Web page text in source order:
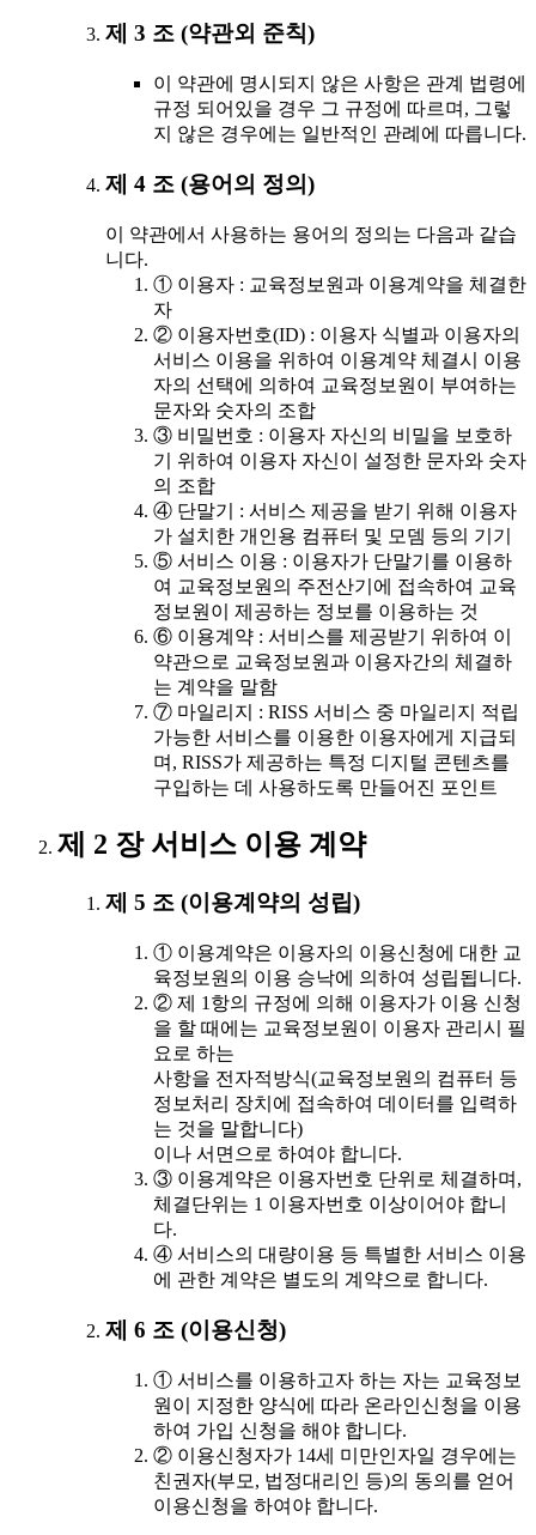
제 3 조 (약관외 준칙)
이 약관에 명시되지 않은 사항은 관계 법령에
규정 되어있을 경우 그 규정에 따르며, 그렇
지 않은 경우에는 일반적인 관례에 따릅니다.
제 4 조 (용어의 정의)
이 약관에서 사용하는 용어의 정의는 다음과 같습
니다.
① 이용자 : 교육정보원과 이용계약을 체결한
자
② 이용자번호(ID) : 이용자 식별과 이용자의
서비스 이용을 위하여 이용계약 체결시 이용
자의 선택에 의하여 교육정보원이 부여하는
문자와 숫자의 조합
③ 비밀번호 : 이용자 자신의 비밀을 보호하
기 위하여 이용자 자신이 설정한 문자와 숫자
의 조합
④ 단말기 : 서비스 제공을 받기 위해 이용자
가 설치한 개인용 컴퓨터 및 모뎀 등의 기기
⑤ 서비스 이용 : 이용자가 단말기를 이용하
여 교육정보원의 주전산기에 접속하여 교육
정보원이 제공하는 정보를 이용하는 것
⑥ 이용계약 : 서비스를 제공받기 위하여 이
약관으로 교육정보원과 이용자간의 체결하
는 계약을 말함
⑦ 마일리지 : RISS 서비스 중 마일리지 적립
가능한 서비스를 이용한 이용자에게 지급되
며, RISS가 제공하는 특정 디지털 콘텐츠를
구입하는 데 사용하도록 만들어진 포인트
제 2 장 서비스 이용 계약
제 5 조 (이용계약의 성립)
① 이용계약은 이용자의 이용신청에 대한 교
육정보원의 이용 승낙에 의하여 성립됩니다.
② 제 1항의 규정에 의해 이용자가 이용 신청
을 할 때에는 교육정보원이 이용자 관리시 필
요로 하는
사항을 전자적방식(교육정보원의 컴퓨터 등
정보처리 장치에 접속하여 데이터를 입력하
는 것을 말합니다)
이나 서면으로 하여야 합니다.
③ 이용계약은 이용자번호 단위로 체결하며,
체결단위는 1 이용자번호 이상이어야 합니
다.
④ 서비스의 대량이용 등 특별한 서비스 이용
에 관한 계약은 별도의 계약으로 합니다.
제 6 조 (이용신청)
① 서비스를 이용하고자 하는 자는 교육정보
원이 지정한 양식에 따라 온라인신청을 이용
하여 가입 신청을 해야 합니다.
② 이용신청자가 14세 미만인자일 경우에는
친권자(부모, 법정대리인 등)의 동의를 얻어
이용신청을 하여야 합니다.